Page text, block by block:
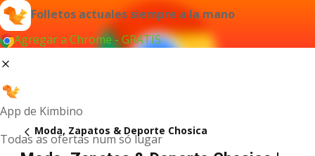
Folletos actuales siempre a la mano
Agregar a Chrome - GRATIS
App de Kimbino
Todas as ofertas num só lugar
Moda, Zapatos & Deporte Chosica